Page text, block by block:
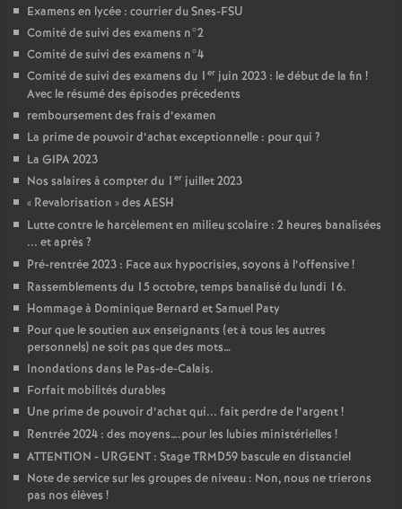
Examens en lycée : courrier du Snes-FSU
Comité de suivi des examens n°2
Comité de suivi des examens n°4
Comité de suivi des examens du 1 er juin 2023 : le début de la fin !
Avec le résumé des épisodes précedents
remboursement des frais d’examen
La prime de pouvoir d’achat exceptionnelle : pour qui ?
La GIPA 2023
Nos salaires à compter du 1 er juillet 2023
« Revalorisation » des AESH
Lutte contre le harcèlement en milieu scolaire : 2 heures banalisées
... et après ?
Pré-rentrée 2023 : Face aux hypocrisies, soyons à l’offensive!
Rassemblements du 15 octobre, temps banalisé du lundi 16.
Hommage à Dominique Bernard et Samuel Paty
Pour que le soutien aux enseignants (et à tous les autres
personnels) ne soit pas que des mots…
Inondations dans le Pas-de-Calais.
Forfait mobilités durables
Une prime de pouvoir d’achat qui... fait perdre de l’argent!
Rentrée 2024 : des moyens….pour les lubies ministérielles !
ATTENTION - URGENT : Stage TRMD59 bascule en distanciel
Note de service sur les groupes de niveau : Non, nous ne trierons
pas nos élèves !